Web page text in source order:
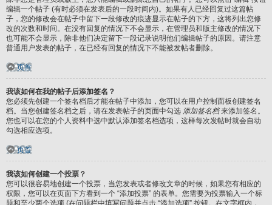
编辑一个帖子 (有时必须在发表后的一段时间内)。如果有人已经回复过这篇帖
子，您的修改会在帖子中留下一段修改的痕迹显示在帖子的下方，这将列出您修
改的次数和时间。在没有回复的情况下不会显示，在管理员和版主修改的情况下
也可能不会显示，除非他们决定留下一段记录说明他们编辑帖子的原因。请注意
普通用户发表的帖子，在已经有回复的情况下不能被发帖者删除。
页首
我该如何在我的帖子后添加签名？
您必须先创建一个签名档后才能在帖子中添加，您可以在用户控制面板创建签名
档。当您创建签名档之后，请在发表帖子的页面中勾选 添加签名档来添加签名。
您也可以在您的个人资料中选中默认添加签名档选项，这样每次发帖时就会自动
勾选相应选项。
页首
我该如何创建一个投票？
您可以很容易地创建一个投票，当您发表或者修改文章的时候，如果您有相应的
权限，您可以在页面下方看到一个 “添加投票” 的表单。您需要为投票输入一个标
题和至少两个选项 (在问题栏中填写问题并点击 “添加选项” 按钮。在文字框内，